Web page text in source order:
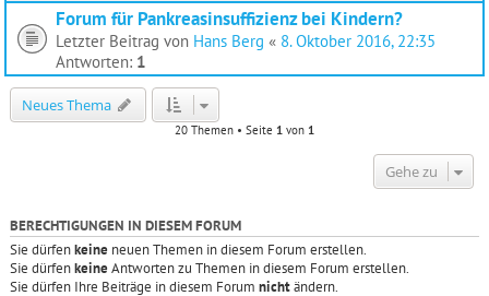
Forum für Pankreasinsuffizienz bei Kindern?
Letzter Beitrag von Hans Berg « 8. Oktober 2016, 22:35
Antworten: 1
Neues Thema
20 Themen • Seite 1 von 1
Gehe zu
BERECHTIGUNGEN IN DIESEM FORUM
Sie dürfenkeine neuen Themen in diesem Forum erstellen.
Sie dürfenkeineAntworten zu Themen in diesem Forum erstellen.
Sie dürfen Ihre Beiträge in diesem Forum nichtändern.